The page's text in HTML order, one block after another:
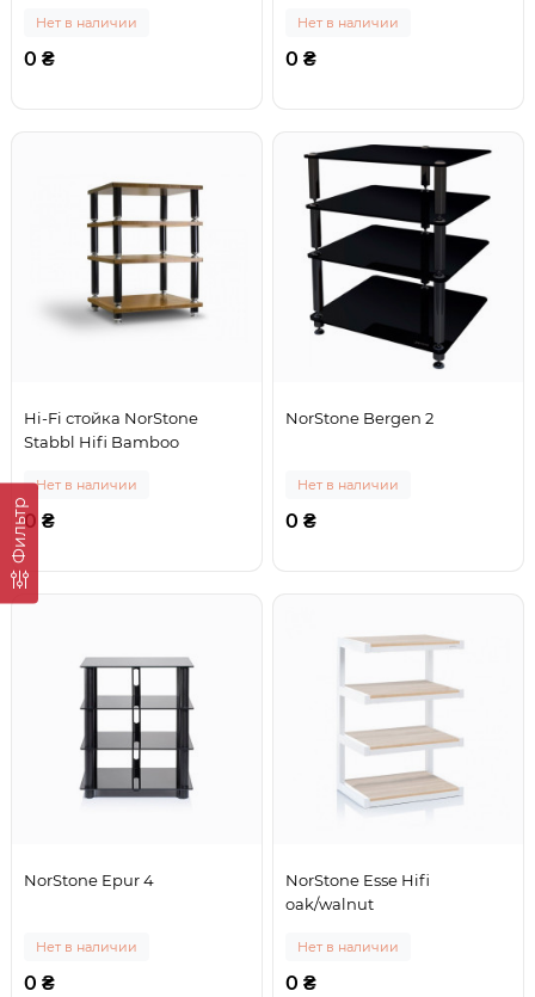
Фильтр
Нет в наличии
0 ₴
Нет в наличии
0 ₴
Hi-Fi стойка NorStone
Stabbl Hifi Bamboo
Нет в наличии
0 ₴
NorStone Bergen 2
Нет в наличии
0 ₴
NorStone Epur 4
Нет в наличии
0 ₴
NorStone Esse Hifi
oak/walnut
Нет в наличии
0 ₴